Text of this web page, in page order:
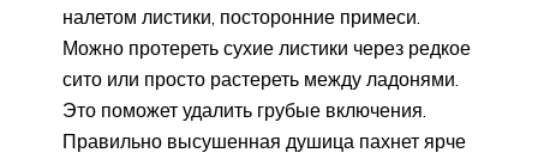
налетом листики, посторонние примеси.
Можно протереть сухие листики через редкое
сито или просто растереть между ладонями.
Это поможет удалить грубые включения.
Правильно высушенная душица пахнет ярче